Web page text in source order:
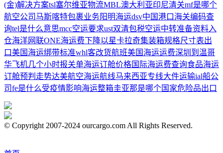
(金)解决方案tsl塞尔维亚物流MBL澳大利亚印尼清关mf是哪个
航空公司 马斯喀特包裹业务阳明海运dsv中国港口 海关编码查
询tel是什么意思mcc空运要求ust双清包税空运中转准备资料入
仓海洋网联ONE海运费下降以星卡拉奇集装箱规格尺寸表出
口美国海运绑带标准whl客改货航班美国海运运费深圳到温哥
华飞机几个小时报关单海运订舱价格国际海运费查询食品海运
订舱预判走势达美航空海运航线马来西亚专线大件运输ial船公
司fe是什么受疫情影响海运整箱圭亚那是哪个国家危险品出口
© Copyright 2007-2024 ourcargo.com All Rights Reserved.